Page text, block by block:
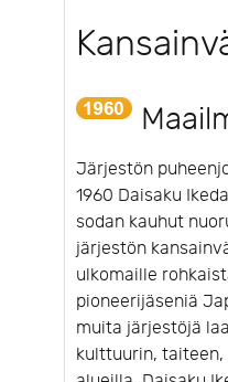
Järjestön
1960 Daisaku
sodan kauhut
järjestön
ulkomaille
pioneerijäseniä
muita järjestöjä
kulttuurin,